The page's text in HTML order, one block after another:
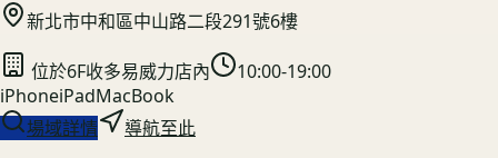
新北市中和區中山路二段291號6樓
位於6F收多易威力店內
10:00-19:00
iPhoneiPadMacBook
場域詳情
導航至此